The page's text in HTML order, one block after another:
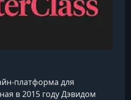
платформа для
в 2015 году Дэвидом